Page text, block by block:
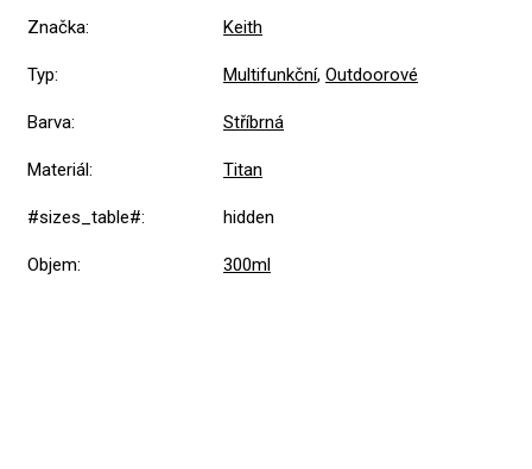
Značka: Keith
Typ: Multifunkční, Outdoorové
Barva: Stříbrná
Materiál: Titan
#sizes_table#: hidden
Objem: 300ml